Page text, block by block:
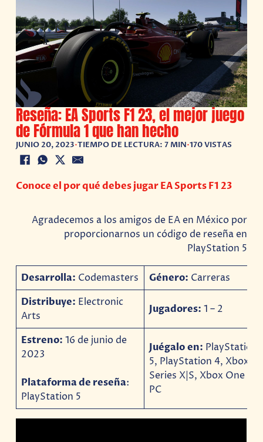
Reseña: EA Sports F1 23, el mejor juego
de Fórmula 1 que han hecho
JUNIO 20, 2023•TIEMPO DE LECTURA: 7 MIN•170 VISTAS
Conoce el por qué debes jugar EA Sports F1 23
Agradecemos a los amigos de EA en México por
proporcionarnos un código de reseña en
PlayStation 5
Desarrolla: Codemasters Género: Carreras
Distribuye: Electronic
Arts
Jugadores:1 – 2
Estreno:16 de junio de
2023
Plataforma de reseña:
PlayStation 5
Juégalo en: PlayStation
5, PlayStation 4, Xbox
Series X|S, Xbox One y
PC